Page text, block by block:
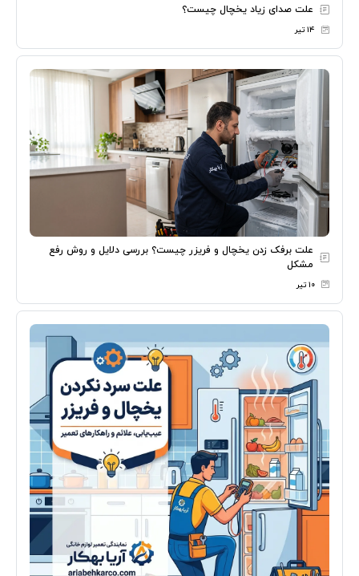
علت صدای زیاد یخچال چیست؟
۱۴ تیر
علت برفک زدن یخچال و فریزر چیست؟ بررسی دلایل و روش رفع
مشکل
۱۰ تیر